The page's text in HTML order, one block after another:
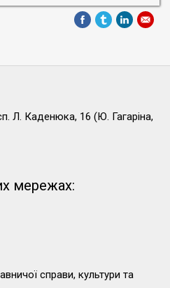
Л. Каденюка, 16 (Ю. Гагаріна,
мережах:
справи, культури та